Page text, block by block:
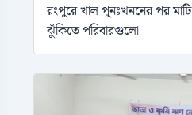
রংপুরে খাল পুনঃখননের পর মাটি
ঝুঁকিতে পরিবারগুলো